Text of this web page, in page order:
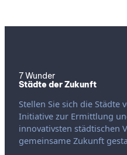
7 Wunder
Städte der Zukunft
Stellen Sie sich die Städte
Initiative zur Ermittlung
innovativsten städtischen
gemeinsame Zukunft